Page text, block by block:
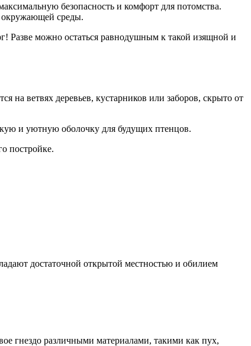
безопасность и комфорт для потомства.
окружающей среды.
Разве можно остаться равнодушным к такой изящной и
на ветвях деревьев, кустарников или заборов, скрыто от
и уютную оболочку для будущих птенцов.
постройке.
достаточной открытой местностью и обилием
гнездо различными материалами, такими как пух,